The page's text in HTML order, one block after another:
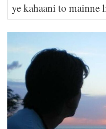
ye kahaani to